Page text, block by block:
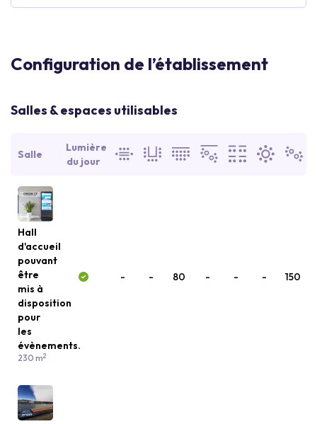
Configuration de l’établissement
Salles & espaces utilisables
Salle
Lumière
du jour
Hall
d'accueil
pouvant
être
mis à
disposition
pour
les
évènements.
230 m2
- - 80 - - - 150